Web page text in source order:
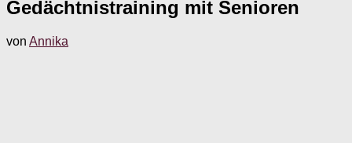
Gedächtnistraining mit Senioren
von Annika